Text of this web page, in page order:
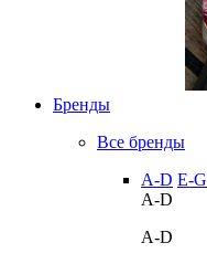
Бренды
Все бренды
A-D E-G
A-D
A-D